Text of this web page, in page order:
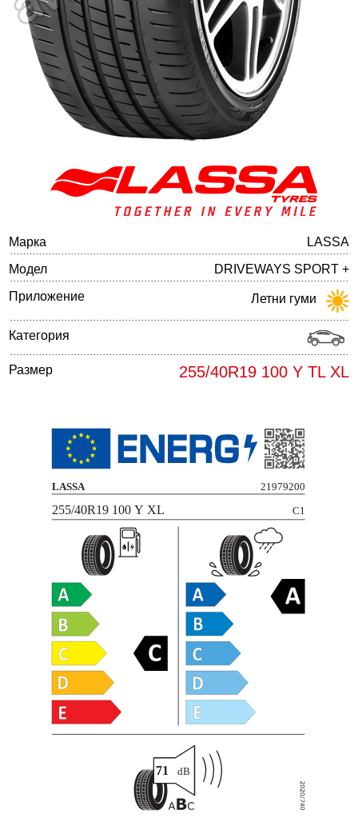
Баланс на автомобилните гуми
Марка
LASSA
Модел
DRIVEWAYS SPORT +
Приложение
Летни гуми
Категория
Размер 255/40R19 100 Y TL XL